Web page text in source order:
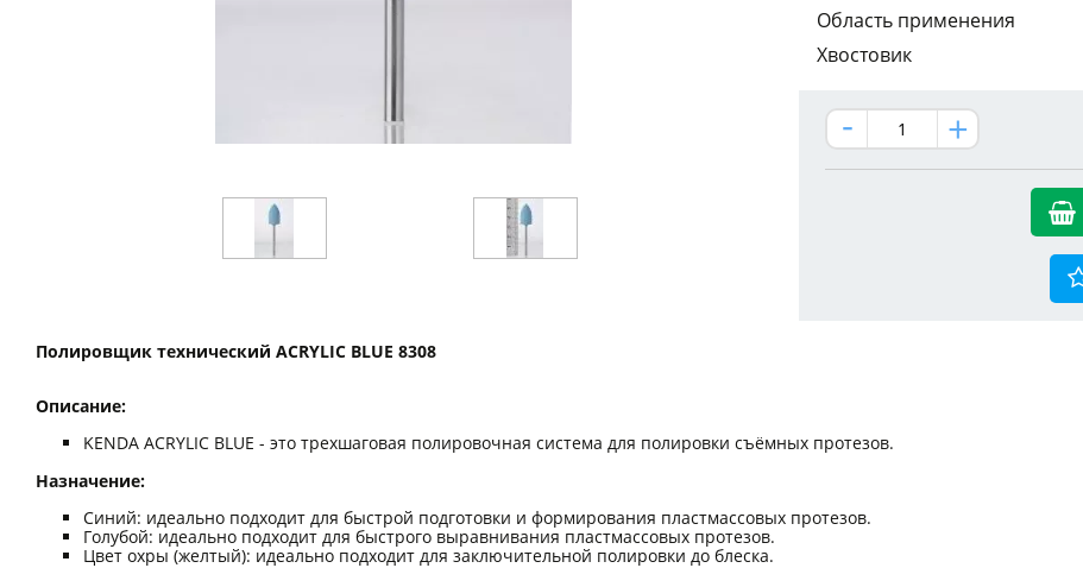
Область применения
Хвостовик
Полировщик технический ACRYLIC BLUE 8308
Описание:
KENDA ACRYLIC BLUE - это трехшаговая полировочная система для полировки съёмных протезов.
Назначение:
Синий: идеально подходит для быстрой подготовки и формирования пластмассовых протезов.
Голубой: идеально подходит для быстрого выравнивания пластмассовых протезов.
Цвет охры (желтый): идеально подходит для заключительной полировки до блеска.